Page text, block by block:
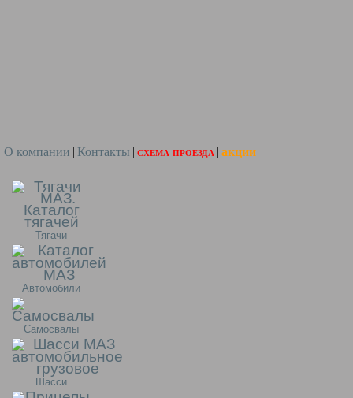
О компании Контакты схема проезда акции
Тягачи
Автомобили
Самосвалы
Шасси